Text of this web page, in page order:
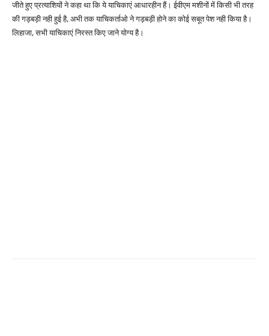
जीते हुए प्रत्याशियों ने कहा था कि ये याचिकाएं आधारहीन हैं। ईवीएम मशीनों में किसी भी तरह
की गड़बड़ी नही हुई है, अभी तक याचिकर्ताओ ने गड़बड़ी होने का कोई सबूत पेश नही किया है।
लिहाजा, सभी याचिकाएं निरस्त किए जाने योग्य है।